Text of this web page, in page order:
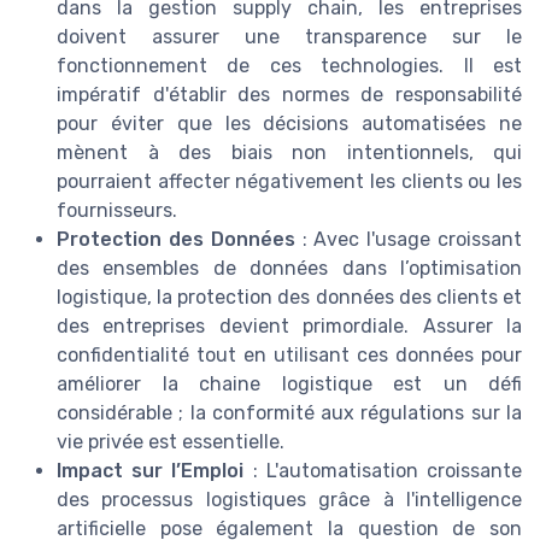
dans la gestion supply chain, les entreprises
doivent assurer une transparence sur le
fonctionnement de ces technologies. Il est
impératif d'établir des normes de responsabilité
pour éviter que les décisions automatisées ne
mènent à des biais non intentionnels, qui
pourraient affecter négativement les clients ou les
fournisseurs.
Protection des Données : Avec l'usage croissant
des ensembles de données dans l’optimisation
logistique, la protection des données des clients et
des entreprises devient primordiale. Assurer la
confidentialité tout en utilisant ces données pour
améliorer la chaine logistique est un défi
considérable ; la conformité aux régulations sur la
vie privée est essentielle.
Impact sur l’Emploi : L'automatisation croissante
des processus logistiques grâce à l'intelligence
artificielle pose également la question de son